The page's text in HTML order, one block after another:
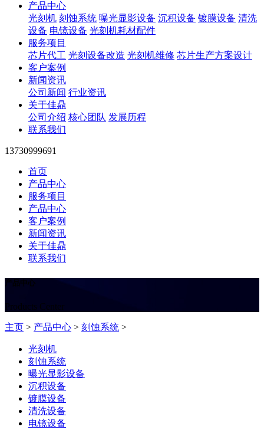
产品中心
光刻机 刻蚀系统 曝光显影设备 沉积设备 镀膜设备 清洗
设备 电镜设备 光刻机耗材配件
服务项目
芯片代工 光刻设备改造 光刻机维修 芯片生产方案设计
客户案例
新闻资讯
公司新闻 行业资讯
关于佳鼎
公司介绍 核心团队 发展历程
联系我们
13730999691
首页
产品中心
服务项目
产品中心
客户案例
新闻资讯
关于佳鼎
联系我们
产品中心
Products Center
主页 > 产品中心 > 刻蚀系统 >
光刻机
刻蚀系统
曝光显影设备
沉积设备
镀膜设备
清洗设备
电镜设备